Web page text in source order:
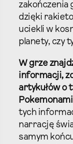
zakończenia
dzięki
uciekli w
planety, czy
W grze
informacji,
artykułów o
tych
narrację
samym